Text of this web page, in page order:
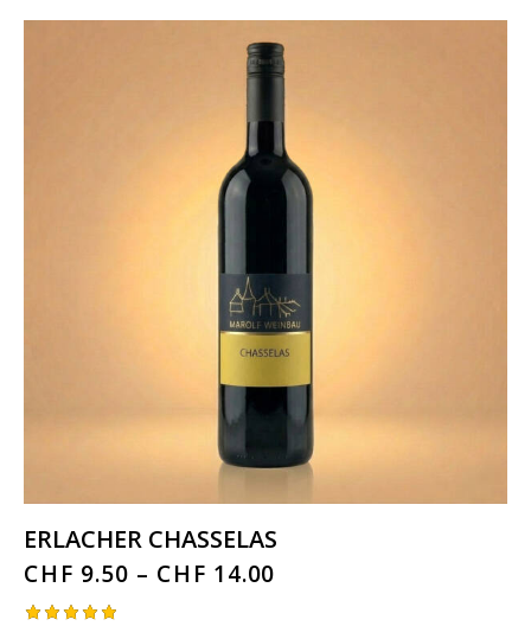
ERLACHER CHASSELAS
CHF 9.50 – CHF 14.00